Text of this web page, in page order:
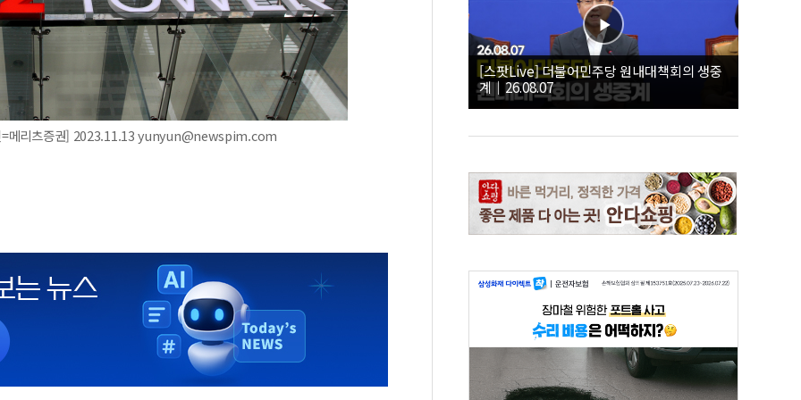
=메리츠증권] 2023.11.13 yunyun@newspim.com
[스팟Live] 더불어민주당 원내대책회의 생중
계｜26.08.07